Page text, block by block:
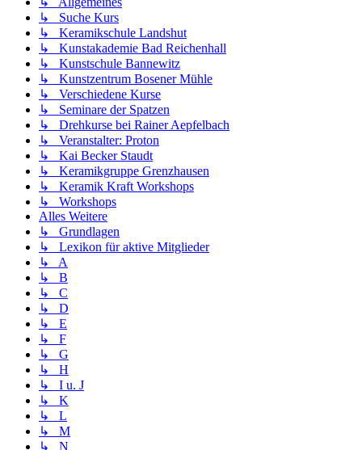
↳ Suche Kurs
↳ Keramikschule Landshut
↳ Kunstakademie Bad Reichenhall
↳ Kunstschule Bannewitz
↳ Kunstzentrum Bosener Mühle
↳ Verschiedene Kurse
↳ Seminare der Spatzen
↳ Drehkurse bei Rainer Aepfelbach
↳ Veranstalter: Proton
↳ Kai Becker Staudt
↳ Keramikgruppe Grenzhausen
↳ Keramik Kraft Workshops
↳ Workshops
Alles Weitere
↳ Grundlagen
↳ Lexikon für aktive Mitglieder
↳ A
↳ B
↳ C
↳ D
↳ E
↳ F
↳ G
↳ H
↳ I u. J
↳ K
↳ L
↳ M
↳ N